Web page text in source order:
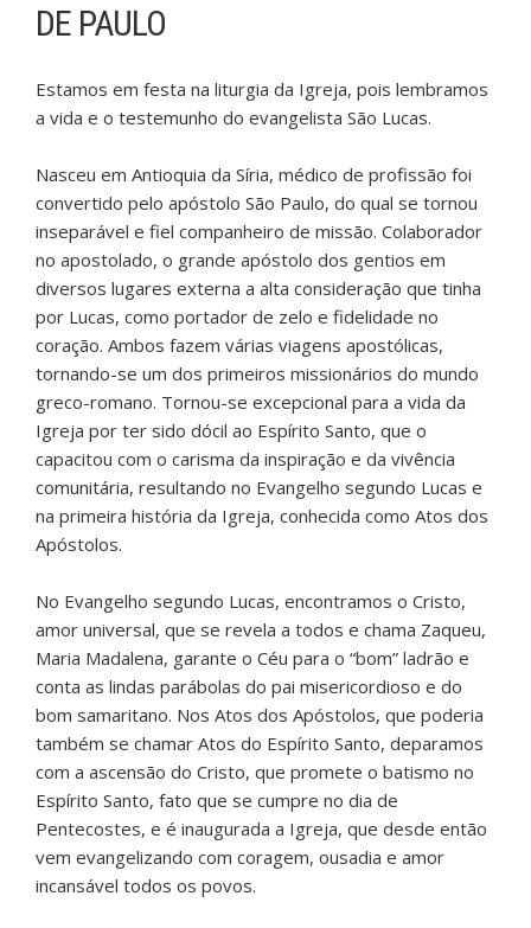
DE PAULO
Estamos em festa na liturgia da Igreja, pois lembramos
a vida e o testemunho do evangelista São Lucas.
Nasceu em Antioquia da Síria, médico de profissão foi
convertido pelo apóstolo São Paulo, do qual se tornou
inseparável e fiel companheiro de missão. Colaborador
no apostolado, o grande apóstolo dos gentios em
diversos lugares externa a alta consideração que tinha
por Lucas, como portador de zelo e fidelidade no
coração. Ambos fazem várias viagens apostólicas,
tornando-se um dos primeiros missionários do mundo
greco-romano. Tornou-se excepcional para a vida da
Igreja por ter sido dócil ao Espírito Santo, que o
capacitou com o carisma da inspiração e da vivência
comunitária, resultando no Evangelho segundo Lucas e
na primeira história da Igreja, conhecida como Atos dos
Apóstolos.
No Evangelho segundo Lucas, encontramos o Cristo,
amor universal, que se revela a todos e chama Zaqueu,
Maria Madalena, garante o Céu para o “bom” ladrão e
conta as lindas parábolas do pai misericordioso e do
bom samaritano. Nos Atos dos Apóstolos, que poderia
também se chamar Atos do Espírito Santo, deparamos
com a ascensão do Cristo, que promete o batismo no
Espírito Santo, fato que se cumpre no dia de
Pentecostes, e é inaugurada a Igreja, que desde então
vem evangelizando com coragem, ousadia e amor
incansável todos os povos.